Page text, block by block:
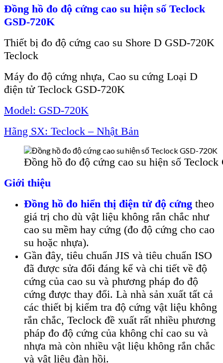
Đồng hồ đo độ cứng cao su hiện số Teclock
GSD-720K
Thiết bị đo độ cứng cao su Shore D GSD-720K
Teclock
Máy đo độ cứng nhựa, Cao su cứng Loại D
điện tử Teclock GSD-720K
Model: GSD-720K
Hãng SX: Teclock – Nhật Bản
Đồng hồ đo độ cứng cao su hiện số Teclock
Giới thiệu
Đồng hồ đo hiển thị điện tửđộ cứng theo
giá trị cho dù vật liệu không rắn chắc như
cao su mềm hay cứng (đo độ cứng cho cao
su hoặc nhựa).
Gần đây, tiêu chuẩn JIS và tiêu chuẩn ISO
đã được sửa đổi đáng kể và chi tiết về độ
cứng của cao su và phương pháp đo độ
cứng được thay đổi. Là nhà sản xuất tất cả
các thiết bị kiểm tra độ cứng vật liệu không
rắn chắc, Teclock đề xuất rất nhiều phương
pháp đo độ cứng của không chỉ cao su và
nhựa mà còn nhiều vật liệu không rắn chắc
và vật liệu đàn hồi.